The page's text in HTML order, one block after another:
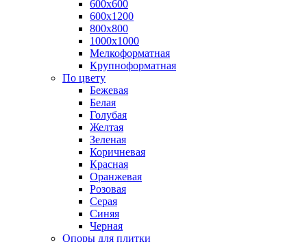
600х600
600х1200
800х800
1000х1000
Мелкоформатная
Крупноформатная
По цвету
Бежевая
Белая
Голубая
Желтая
Зеленая
Коричневая
Красная
Оранжевая
Розовая
Серая
Синяя
Черная
Опоры для плитки